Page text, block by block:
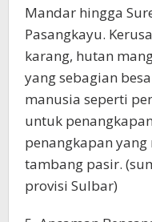
Mandar hingga
Pasangkayu.
karang, hutan
yang sebagian
manusia seperti
untuk
penangkapan yang
tambang pasir.
provisi Sulbar)